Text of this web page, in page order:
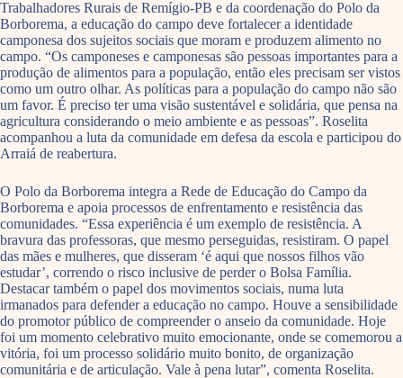
Trabalhadores Rurais de Remígio-PB e da coordenação do Polo da
Borborema, a educação do campo deve fortalecer a identidade
camponesa dos sujeitos sociais que moram e produzem alimento no
campo. “Os camponeses e camponesas são pessoas importantes para a
produção de alimentos para a população, então eles precisam ser vistos
como um outro olhar. As políticas para a população do campo não são
um favor. É preciso ter uma visão sustentável e solidária, que pensa na
agricultura considerando o meio ambiente e as pessoas”. Roselita
acompanhou a luta da comunidade em defesa da escola e participou do
Arraiá de reabertura.
O Polo da Borborema integra a Rede de Educação do Campo da
Borborema e apoia processos de enfrentamento e resistência das
comunidades. “Essa experiência é um exemplo de resistência. A
bravura das professoras, que mesmo perseguidas, resistiram. O papel
das mães e mulheres, que disseram ‘é aqui que nossos filhos vão
estudar’, correndo o risco inclusive de perder o Bolsa Família.
Destacar também o papel dos movimentos sociais, numa luta
irmanados para defender a educação no campo. Houve a sensibilidade
do promotor público de compreender o anseio da comunidade. Hoje
foi um momento celebrativo muito emocionante, onde se comemorou a
vitória, foi um processo solidário muito bonito, de organização
comunitária e de articulação. Vale à pena lutar”, comenta Roselita.